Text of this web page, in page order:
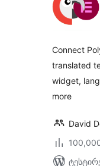
Connect
translated
widget,
more
David